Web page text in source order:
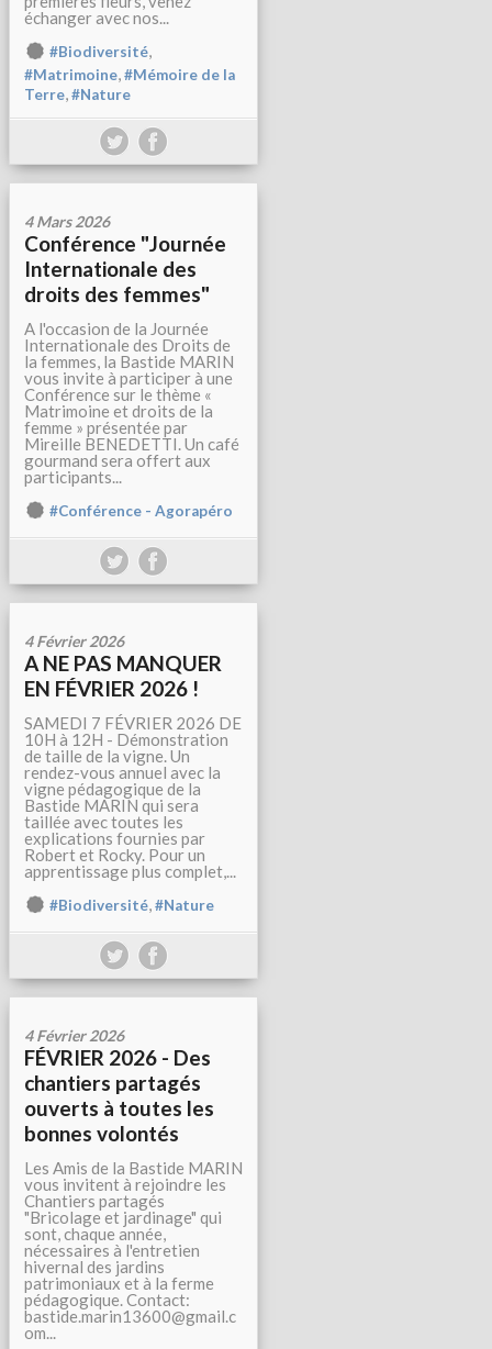
échanger avec nos...
#Biodiversité,
#Matrimoine,#Mémoire de la
Terre,#Nature
4 Mars 2026
Conférence "Journée
Internationale des
droits des femmes"
A l'occasion de la Journée
Internationale des Droits de
la femmes, la Bastide MARIN
vous invite à participer à une
Conférence sur le thème «
Matrimoine et droits de la
femme » présentée par
Mireille BENEDETTI. Un café
gourmand sera offert aux
participants...
#Conférence - Agorapéro
4 Février 2026
A NE PAS MANQUER
EN FÉVRIER 2026 !
SAMEDI 7 FÉVRIER 2026 DE
10H à 12H - Démonstration
de taille de la vigne. Un
rendez-vous annuel avec la
vigne pédagogique de la
Bastide MARIN qui sera
taillée avec toutes les
explications fournies par
Robert et Rocky. Pour un
apprentissage plus complet,...
#Biodiversité,#Nature
4 Février 2026
FÉVRIER 2026 - Des
chantiers partagés
ouverts à toutes les
bonnes volontés
Les Amis de la Bastide MARIN
vous invitent à rejoindre les
Chantiers partagés
"Bricolage et jardinage" qui
sont, chaque année,
nécessaires à l'entretien
hivernal des jardins
patrimoniaux et à la ferme
pédagogique. Contact:
bastide.marin13600@gmail.c
om...